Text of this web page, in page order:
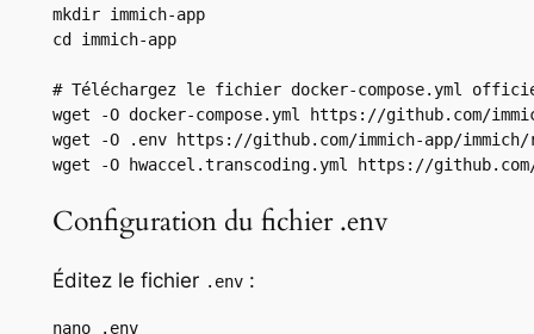
mkdir immich-app
cd immich-app
# Téléchargez le fichier docker-compose.yml
wget -O docker-compose.yml https://github.com/
wget -O .env https://github.com/immich-app/
wget -O hwaccel.transcoding.yml https://
Configuration du fichier .env
Éditez le fichier .env:
nano .env